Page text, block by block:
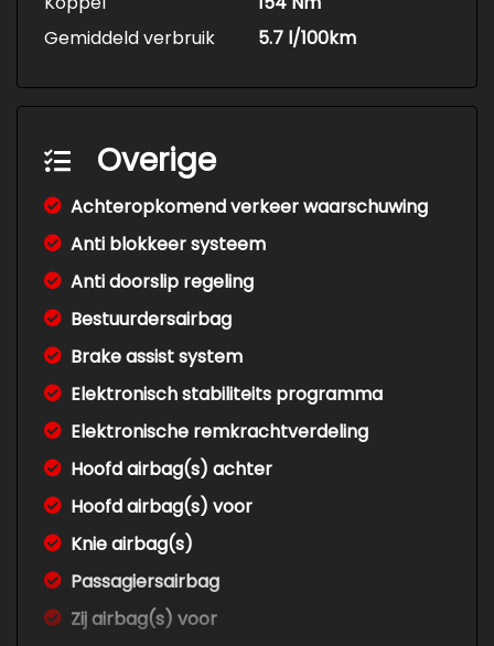
Gemiddeld verbruik
5.7 l/100km
Overige
Achteropkomend verkeer waarschuwing
Anti blokkeer systeem
Anti doorslip regeling
Bestuurdersairbag
Brake assist system
Elektronisch stabiliteits programma
Elektronische remkrachtverdeling
Hoofd airbag(s) achter
Hoofd airbag(s) voor
Knie airbag(s)
Passagiersairbag
Zij airbag(s) voor